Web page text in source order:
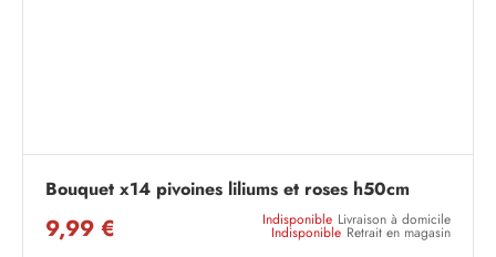
Bouquet x14 pivoines liliums et roses h50cm
9,99 € Indisponible Livraison à domicile
Indisponible Retrait en magasin